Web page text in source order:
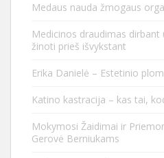
Medaus nauda žmogaus
Medicinos draudimas dirbant
žinoti prieš išvykstant
Erika Danielė – Estetinio
Katino kastracija – kas tai,
Mokymosi Žaidimai ir
Gerovė Berniukams